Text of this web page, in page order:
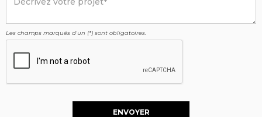
Les champs marqués d'un (*) sont obligatoires.